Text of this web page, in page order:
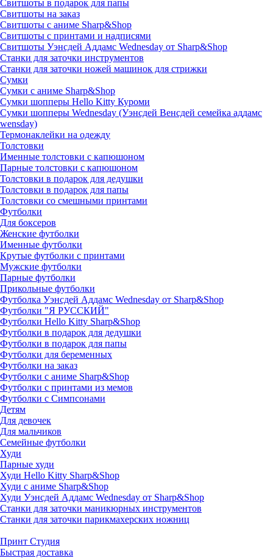
Свитшоты в подарок для папы
Свитшоты на заказ
Свитшоты с аниме Sharp&Shop
Свитшоты с принтами и надписями
Свитшоты Уэнсдей Аддамс Wednesday от Sharp&Shop
Станки для заточки инструментов
Станки для заточки ножей машинок для стрижки
Сумки
Сумки с аниме Sharp&Shop
Сумки шопперы Hello Kitty Куроми
Сумки шопперы Wednesday (Уэнсдей Венсдей семейка аддамс
wensday)
Термонаклейки на одежду
Толстовки
Именные толстовки с капюшоном
Парные толстовки с капюшоном
Толстовки в подарок для дедушки
Толстовки в подарок для папы
Толстовки со смешными принтами
Футболки
Для боксеров
Женские футболки
Именные футболки
Крутые футболки с принтами
Мужские футболки
Парные футболки
Прикольные футболки
Футболка Уэнсдей Аддамс Wednesday от Sharp&Shop
Футболки "Я РУССКИЙ"
Футболки Hello Kitty Sharp&Shop
Футболки в подарок для дедушки
Футболки в подарок для папы
Футболки для беременных
Футболки на заказ
Футболки с аниме Sharp&Shop
Футболки с принтами из мемов
Футболки с Симпсонами
Детям
Для девочек
Для мальчиков
Семейные футболки
Худи
Парные худи
Худи Hello Kitty Sharp&Shop
Худи с аниме Sharp&Shop
Худи Уэнсдей Аддамс Wednesday от Sharp&Shop
Станки для заточки маникюрных инструментов
Станки для заточки парикмахерских ножниц
Принт Студия
Быстрая доставка